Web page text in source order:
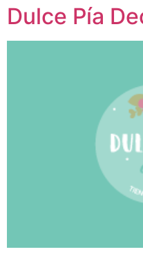
Dulce Pía